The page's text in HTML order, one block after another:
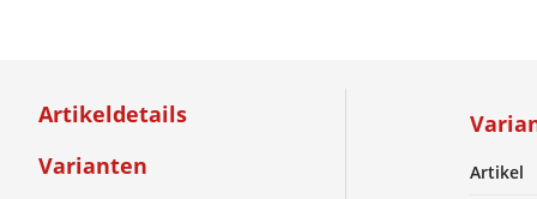
Artikeldetails
Varianten
Artikel